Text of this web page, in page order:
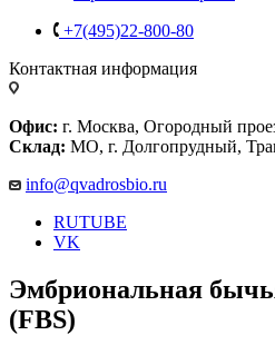
+7(495)22-800-80
Контактная информация
Офис: г. Москва, Огородный
Склад: МО, г. Долгопрудный,
info@qvadrosbio.ru
RUTUBE
VK
Эмбриональная
(FBS)